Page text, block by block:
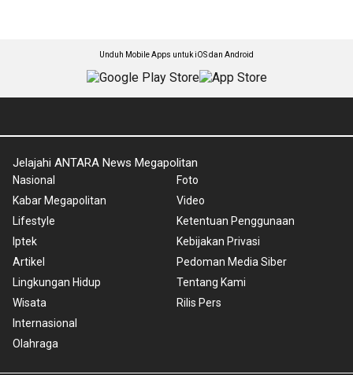
Unduh Mobile Apps untuk iOS dan Android
Jelajahi ANTARA News Megapolitan
Nasional
Kabar Megapolitan
Lifestyle
Iptek
Artikel
Lingkungan Hidup
Wisata
Internasional
Olahraga
Foto
Video
Ketentuan Penggunaan
Kebijakan Privasi
Pedoman Media Siber
Tentang Kami
Rilis Pers